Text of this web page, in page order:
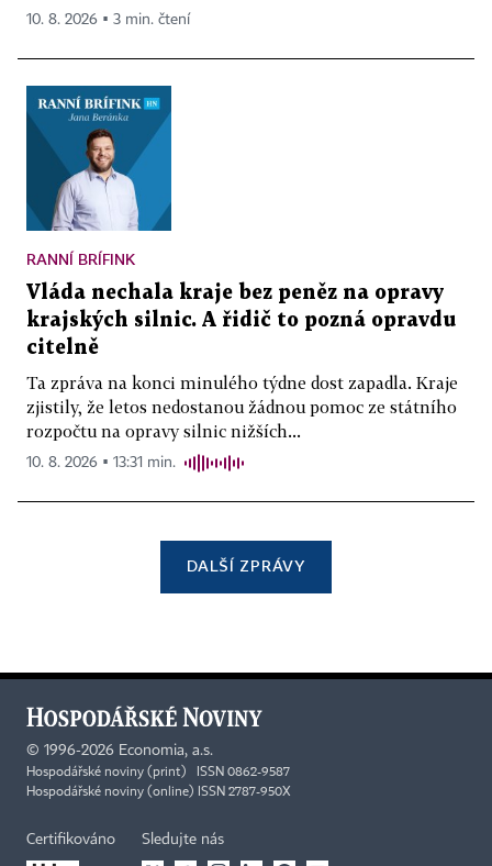
10. 8. 2026 ▪ 3 min. čtení
RANNÍ BRÍFINK
Vláda nechala kraje bez peněz na opravy
krajských silnic. A řidič to pozná opravdu
citelně
Ta zpráva na konci minulého týdne dost zapadla. Kraje
zjistily, že letos nedostanou žádnou pomoc ze státního
rozpočtu na opravy silnic nižších...
10. 8. 2026 ▪ 13:31 min.
DALŠÍ ZPRÁVY
© 1996-2026 Economia, a.s.
Hospodářské noviny (print) ISSN 0862-9587
Hospodářské noviny (online) ISSN 2787-950X
Certifikováno Sledujte nás